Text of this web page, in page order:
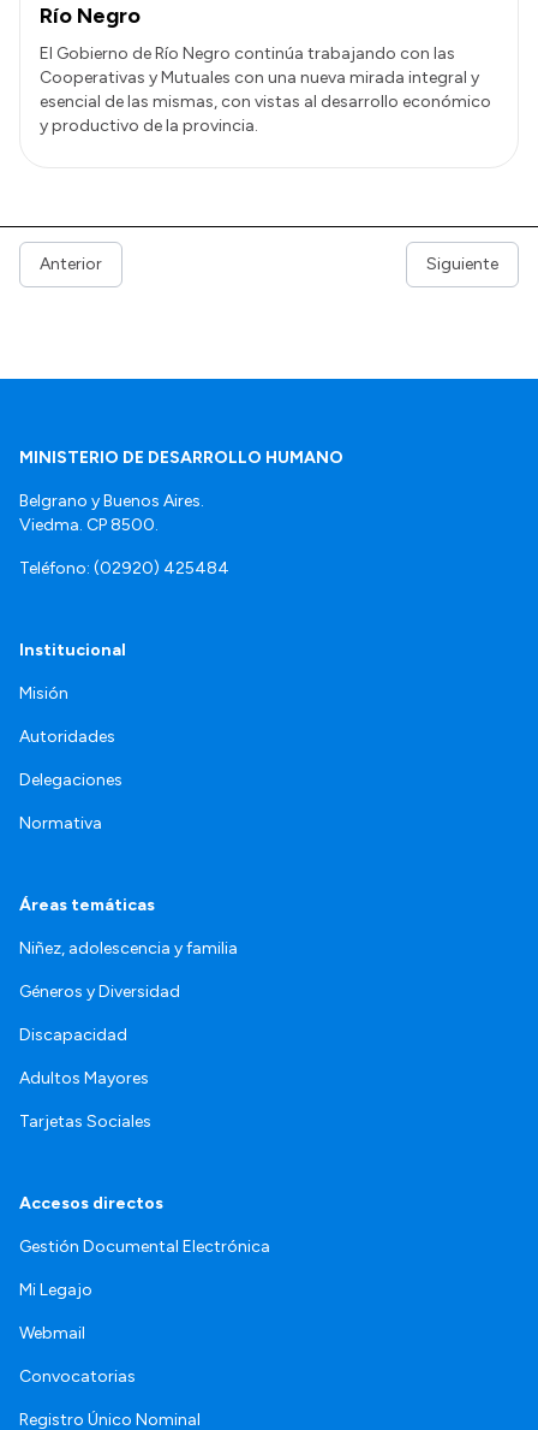
Río Negro
El Gobierno de Río Negro continúa trabajando con las
Cooperativas y Mutuales con una nueva mirada integral y
esencial de las mismas, con vistas al desarrollo económico
y productivo de la provincia.
Anterior Siguiente
MINISTERIO DE DESARROLLO HUMANO
Belgrano y Buenos Aires.
Viedma. CP 8500.
Teléfono: (02920) 425484
Institucional
Misión
Autoridades
Delegaciones
Normativa
Áreas temáticas
Niñez, adolescencia y familia
Géneros y Diversidad
Discapacidad
Adultos Mayores
Tarjetas Sociales
Accesos directos
Gestión Documental Electrónica
Mi Legajo
Webmail
Convocatorias
Registro Único Nominal